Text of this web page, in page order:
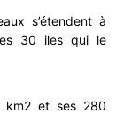
s’étendent à
30 iles qui le
km2 et ses 280